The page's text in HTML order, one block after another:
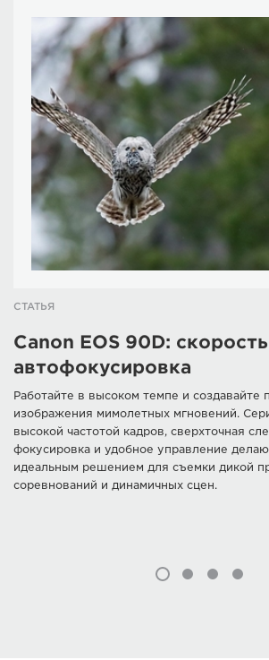
СТАТЬЯ
Canon EOS 90D:
автофокусировка
Работайте в высоком темпе и создавайте
изображения мимолетных мгновений.
высокой частотой кадров, сверхточная
фокусировка и удобное управление
идеальным решением для съемки дикой
соревнований и динамичных сцен.